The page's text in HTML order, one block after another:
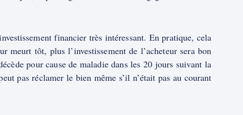
financier très intéressant. En pratique, cela
meurt tôt, plus l’investissement de l’acheteur sera bon
pour cause de maladie dans les 20 jours suivant la
pas réclamer le bien même s’il n’était pas au courant